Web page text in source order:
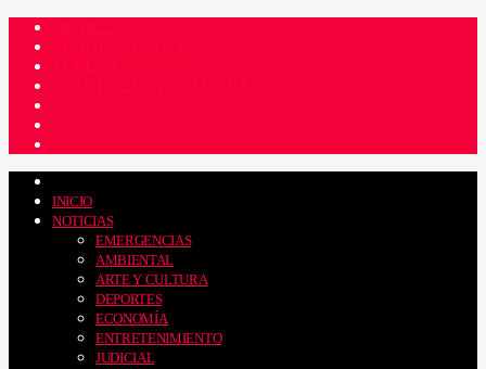
INICIO
NOTICIAS
EMERGENCIAS
AMBIENTAL
ARTE Y CULTURA
DEPORTES
ECONOMÍA
ENTRETENIMIENTO
JUDICIAL